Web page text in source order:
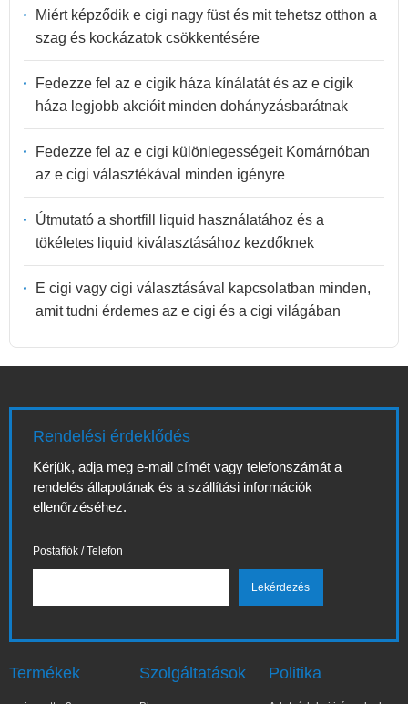
Miért képződik e cigi nagy füst és mit tehetsz otthon a
szag és kockázatok csökkentésére
Fedezze fel az e cigik háza kínálatát és az e cigik
háza legjobb akcióit minden dohányzásbarátnak
Fedezze fel az e cigi különlegességeit Komárnóban
az e cigi választékával minden igényre
Útmutató a shortfill liquid használatához és a
tökéletes liquid kiválasztásához kezdőknek
E cigi vagy cigi választásával kapcsolatban minden,
amit tudni érdemes az e cigi és a cigi világában
Rendelési érdeklődés
Kérjük, adja meg e-mail címét vagy telefonszámát a
rendelés állapotának és a szállítási információk
ellenőrzéséhez.
Postafiók / Telefon
Termékek Szolgáltatások Politika